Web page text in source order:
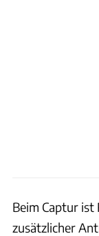
Beim Captur
zusätzlicher